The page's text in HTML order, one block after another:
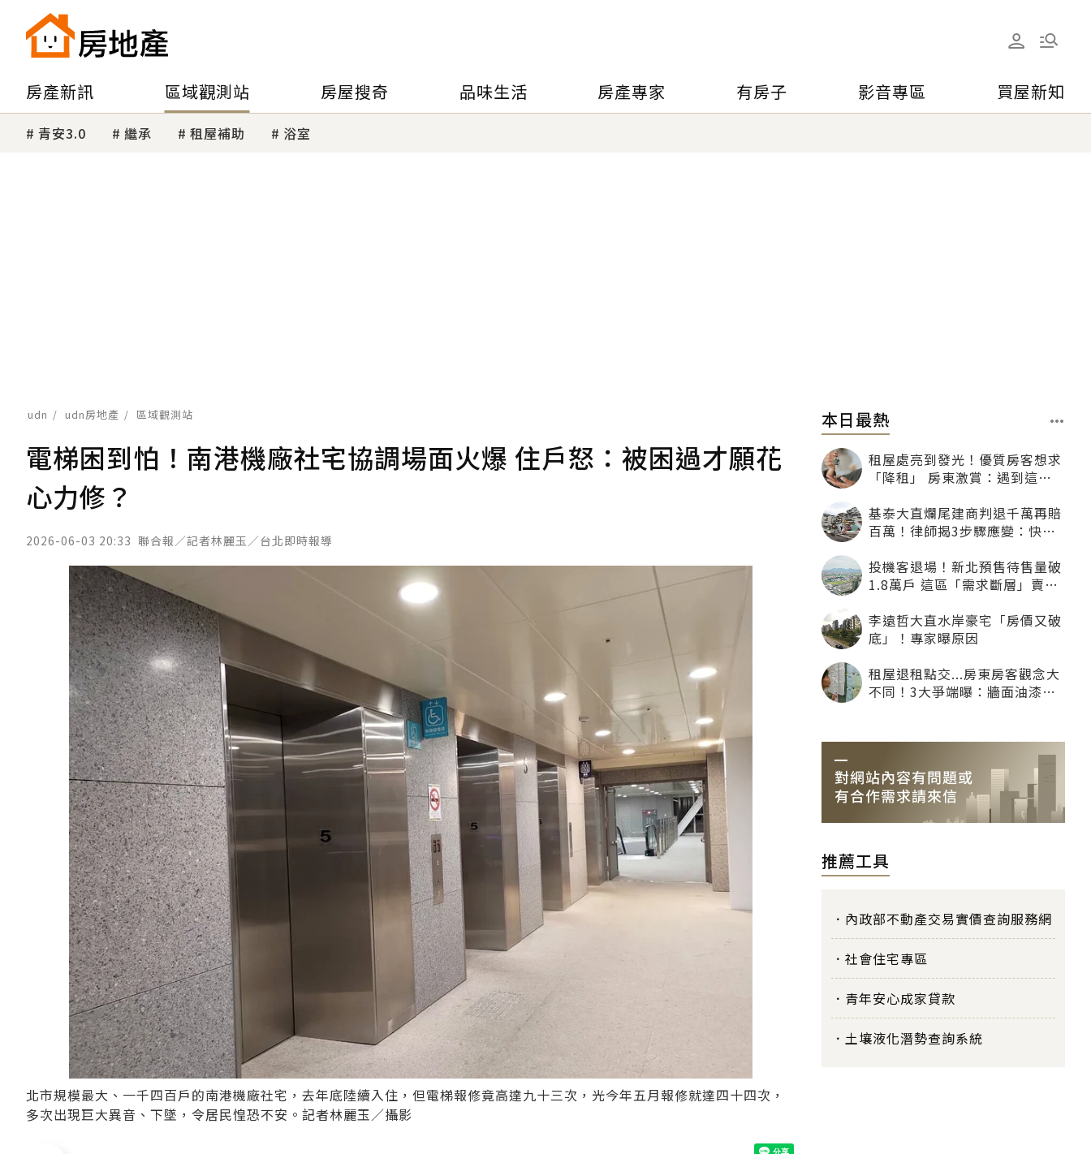
房產新訊 區域觀測站 房屋搜奇 品味生活 房產專家 有房子 影音專區 買屋新知
青安3.0 繼承 租屋補助 浴室
udn udn房地產 區域觀測站
電梯困到怕！南港機廠社宅協調場面火爆 住戶怒：被困過才願花
心力修？
2026-06-03 20:33 聯合報／記者林麗玉／台北即時報導
北市規模最大、一千四百戶的南港機廠社宅，去年底陸續入住，但電梯報修竟高達九十三次，光今年五月報修就達四十四次，
多次出現巨大異音、下墜，令居民惶恐不安。記者林麗玉／攝影
本日最熱
租屋處亮到發光！優質房客想求
「降租」 房東激賞：遇到這種
基泰大直爛尾建商判退千萬再賠
百萬！律師揭3步驟應變：快通
投機客退場！新北預售待售量破
1.8萬戶 這區「需求斷層」賣壓
李遠哲大直水岸豪宅「房價又破
底」！專家曝原因
租屋退租點交...房東房客觀念大
不同！3大爭端曝：牆面油漆、
推薦工具
內政部不動產交易實價查詢服務網
社會住宅專區
青年安心成家貸款
土壤液化潛勢查詢系統